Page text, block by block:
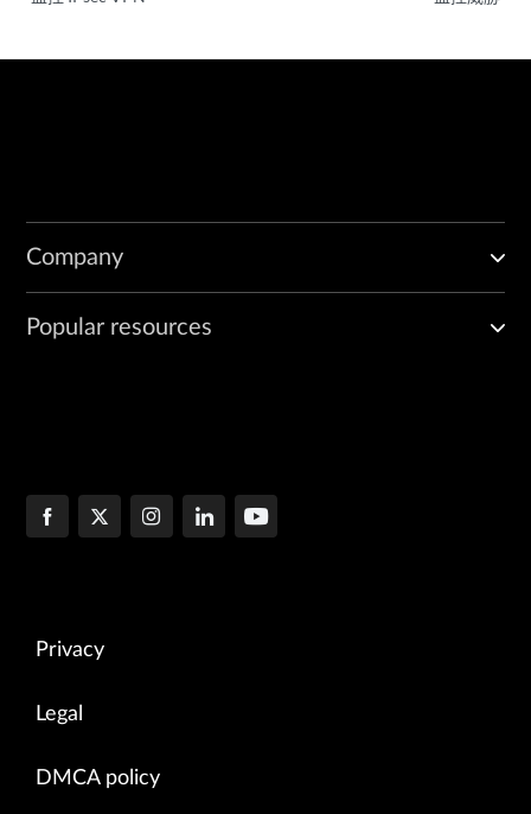
Company
Popular resources
Privacy
Legal
DMCA policy